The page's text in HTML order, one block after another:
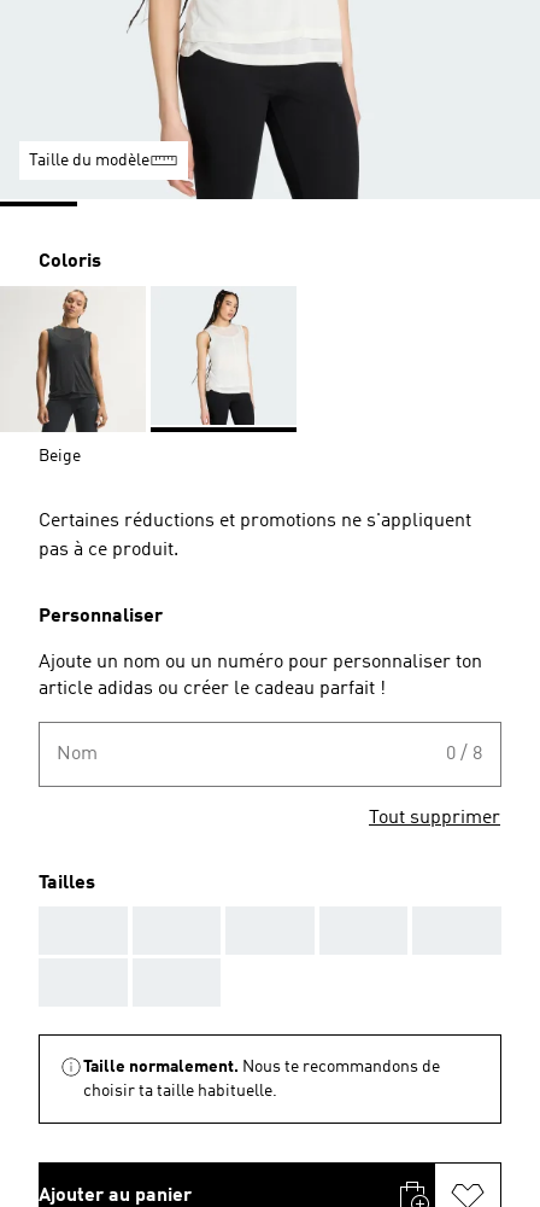
Taille du modèle
Coloris
Beige
Certaines réductions et promotions ne s'appliquent
pas à ce produit.
Personnaliser
Ajoute un nom ou un numéro pour personnaliser ton
article adidas ou créer le cadeau parfait !
Nom 0 / 8
Tout supprimer
Tailles
Taille normalement. Nous te recommandons de
choisir ta taille habituelle.
Ajouter au panier